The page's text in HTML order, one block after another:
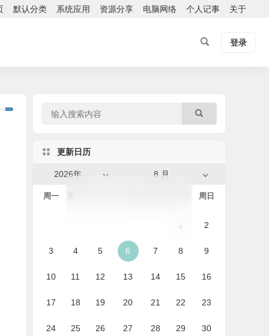
默认分类 系统应用 资源分享 电脑网络 个人记事 关于
登录
更新日历
8 月
2026年
周一 周日
1 2
3 4 5 6 7 8 9
10 11 12 13 14 15 16
17 18 19 20 21 22 23
24 25 26 27 28 29 30